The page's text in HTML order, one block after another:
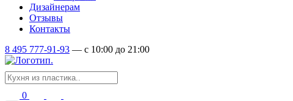
Дизайнерам
Отзывы
Контакты
8 495 777-91-93 — c 10:00 до 21:00
0